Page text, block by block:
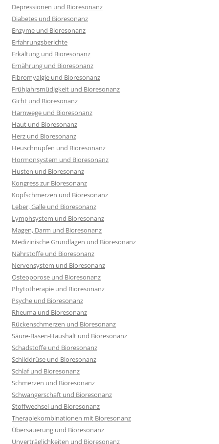
Depressionen und Bioresonanz
Diabetes und Bioresonanz
Enzyme und Bioresonanz
Erfahrungsberichte
Erkältung und Bioresonanz
Ernährung und Bioresonanz
Fibromyalgie und Bioresonanz
Frühjahrsmüdigkeit und Bioresonanz
Gicht und Bioresonanz
Harnwege und Bioresonanz
Haut und Bioresonanz
Herz und Bioresonanz
Heuschnupfen und Bioresonanz
Hormonsystem und Bioresonanz
Husten und Bioresonanz
Kongress zur Bioresonanz
Kopfschmerzen und Bioresonanz
Leber, Galle und Bioresonanz
Lymphsystem und Bioresonanz
Magen, Darm und Bioresonanz
Medizinische Grundlagen und Bioresonanz
Nährstoffe und Bioresonanz
Nervensystem und Bioresonanz
Osteoporose und Bioresonanz
Phytotherapie und Bioresonanz
Psyche und Bioresonanz
Rheuma und Bioresonanz
Rückenschmerzen und Bioresonanz
Säure-Basen-Haushalt und Bioresonanz
Schadstoffe und Bioresonanz
Schilddrüse und Bioresonanz
Schlaf und Bioresonanz
Schmerzen und Bioresonanz
Schwangerschaft und Bioresonanz
Stoffwechsel und Bioresonanz
Therapiekombinationen mit Bioresonanz
Übersäuerung und Bioresonanz
Unverträglichkeiten und Bioresonanz